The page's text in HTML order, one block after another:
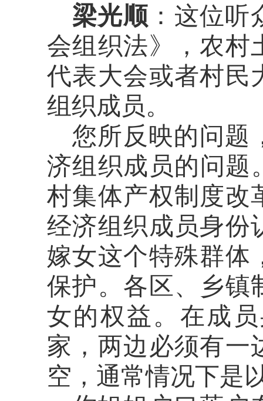
梁光顺 ： 这位听
会组织法》，农村
代表大会或者村民
组织成员。
您所反映的问题
济组织成员的问题
村集体产权制度改
经济组织成员身份
嫁女这个特殊群体
保护。各区、乡镇
女的权益。在成
家，两边必须有一
空，通常情况下是